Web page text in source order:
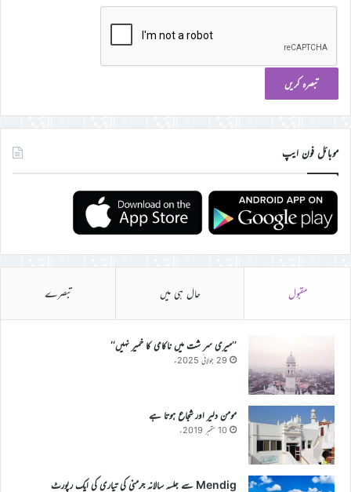
موبائل فون ایپ
مقبول حال ہی میں تبصرے
’’میری سر شت میں ناکامی کا خمیر نہیں‘‘
29 جولائی 2025ء
مومن دلیر اور شجاع ہوتا ہے
10 ستمبر 2019ء
Mendig سے جلسہ سالانہ جرمنی کی تیاری کی ایک رپورٹ